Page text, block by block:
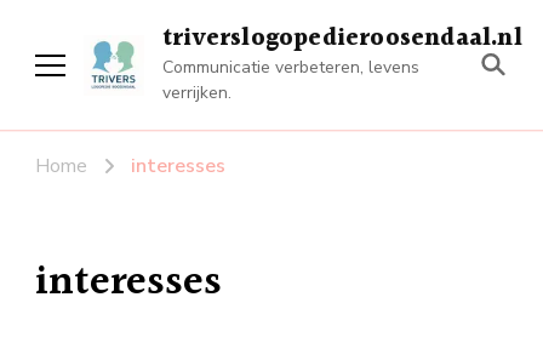
triverslogopedieroosendaal.nl
Communicatie verbeteren, levens
verrijken.
Home interesses
interesses